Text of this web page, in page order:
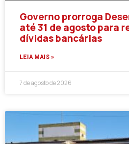
Governo prorroga
até 31 de agosto para
dívidas bancárias
LEIA MAIS »
7 de agosto de 2026